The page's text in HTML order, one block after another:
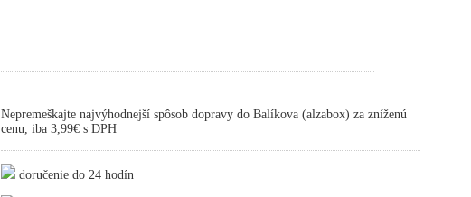
Nepremeškajte najvýhodnejší spôsob dopravy do Balíkova (alzabox) za zníženú
cenu, iba 3,99€ s DPH
doručenie do 24 hodín